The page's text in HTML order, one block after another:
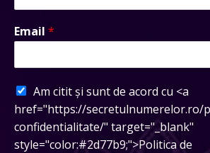
Email *
Am citit și sunt de acord cu <a
href="https://secretulnumerelor.ro/
confidentialitate/" target="_blank"
style="color:#2d77b9;">Politica de